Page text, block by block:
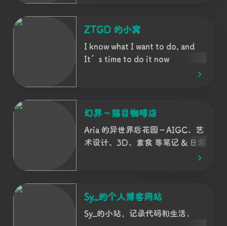
ZTGD 的小窝
I know what I want to do, and
It’s time to do it now
幻界～猫目咖啡店
Aria 的异世界后花园～AIGC、艺
术设计、3D、素食 等笔记 & 日常
Sy_的个人博客网站
Sy_的小站，记录代码和生活。